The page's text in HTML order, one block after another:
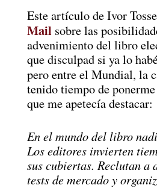
Este artículo de Ivor
Mail sobre las
advenimiento del libro
que disculpad si ya lo
pero entre el Mundial, la
tenido tiempo de
que me apetecía destacar:
En el mundo del libro
Los editores invierten
sus cubiertas. Reclutan
tests de mercado y